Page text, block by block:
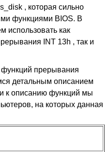
, которая сильно
функциями BIOS. В
использовать как
INT 13h , так и
прерывания
детальным описанием
к описанию функций мы
на которых данная